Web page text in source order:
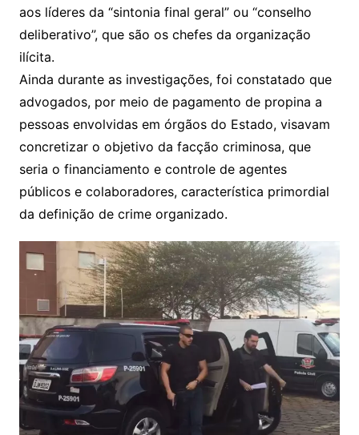
aos líderes da “sintonia final geral” ou “conselho
deliberativo”, que são os chefes da organização
ilícita.
Ainda durante as investigações, foi constatado que
advogados, por meio de pagamento de propina a
pessoas envolvidas em órgãos do Estado, visavam
concretizar o objetivo da facção criminosa, que
seria o financiamento e controle de agentes
públicos e colaboradores, característica primordial
da definição de crime organizado.